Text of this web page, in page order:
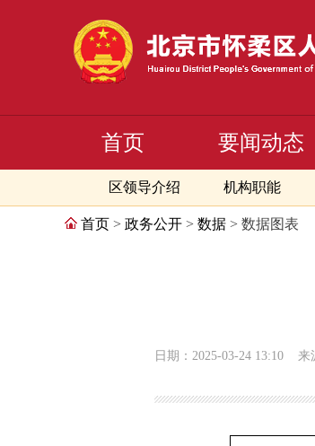
首页 要闻动态
区领导介绍 机构职能
首页 > 政务公开 > 数据 > 数据图表
日期：2025-03-24 13:10 来